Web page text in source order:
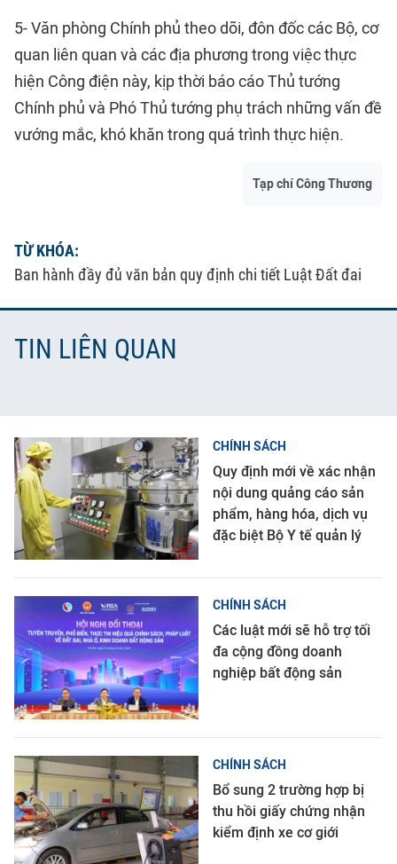
5- Văn phòng Chính phủ theo dõi, đôn đốc các Bộ, cơ
quan liên quan và các địa phương trong việc thực
hiện Công điện này, kịp thời báo cáo Thủ tướng
Chính phủ và Phó Thủ tướng phụ trách những vấn đề
vướng mắc, khó khăn trong quá trình thực hiện.
Tạp chí Công Thương
TỪ KHÓA:
Ban hành đầy đủ văn bản quy định chi tiết Luật Đất đai
TIN LIÊN QUAN
CHÍNH SÁCH
Quy định mới về xác nhận
nội dung quảng cáo sản
phẩm, hàng hóa, dịch vụ
đặc biệt Bộ Y tế quản lý
CHÍNH SÁCH
Các luật mới sẽ hỗ trợ tối
đa cộng đồng doanh
nghiệp bất động sản
CHÍNH SÁCH
Bổ sung 2 trường hợp bị
thu hồi giấy chứng nhận
kiểm định xe cơ giới